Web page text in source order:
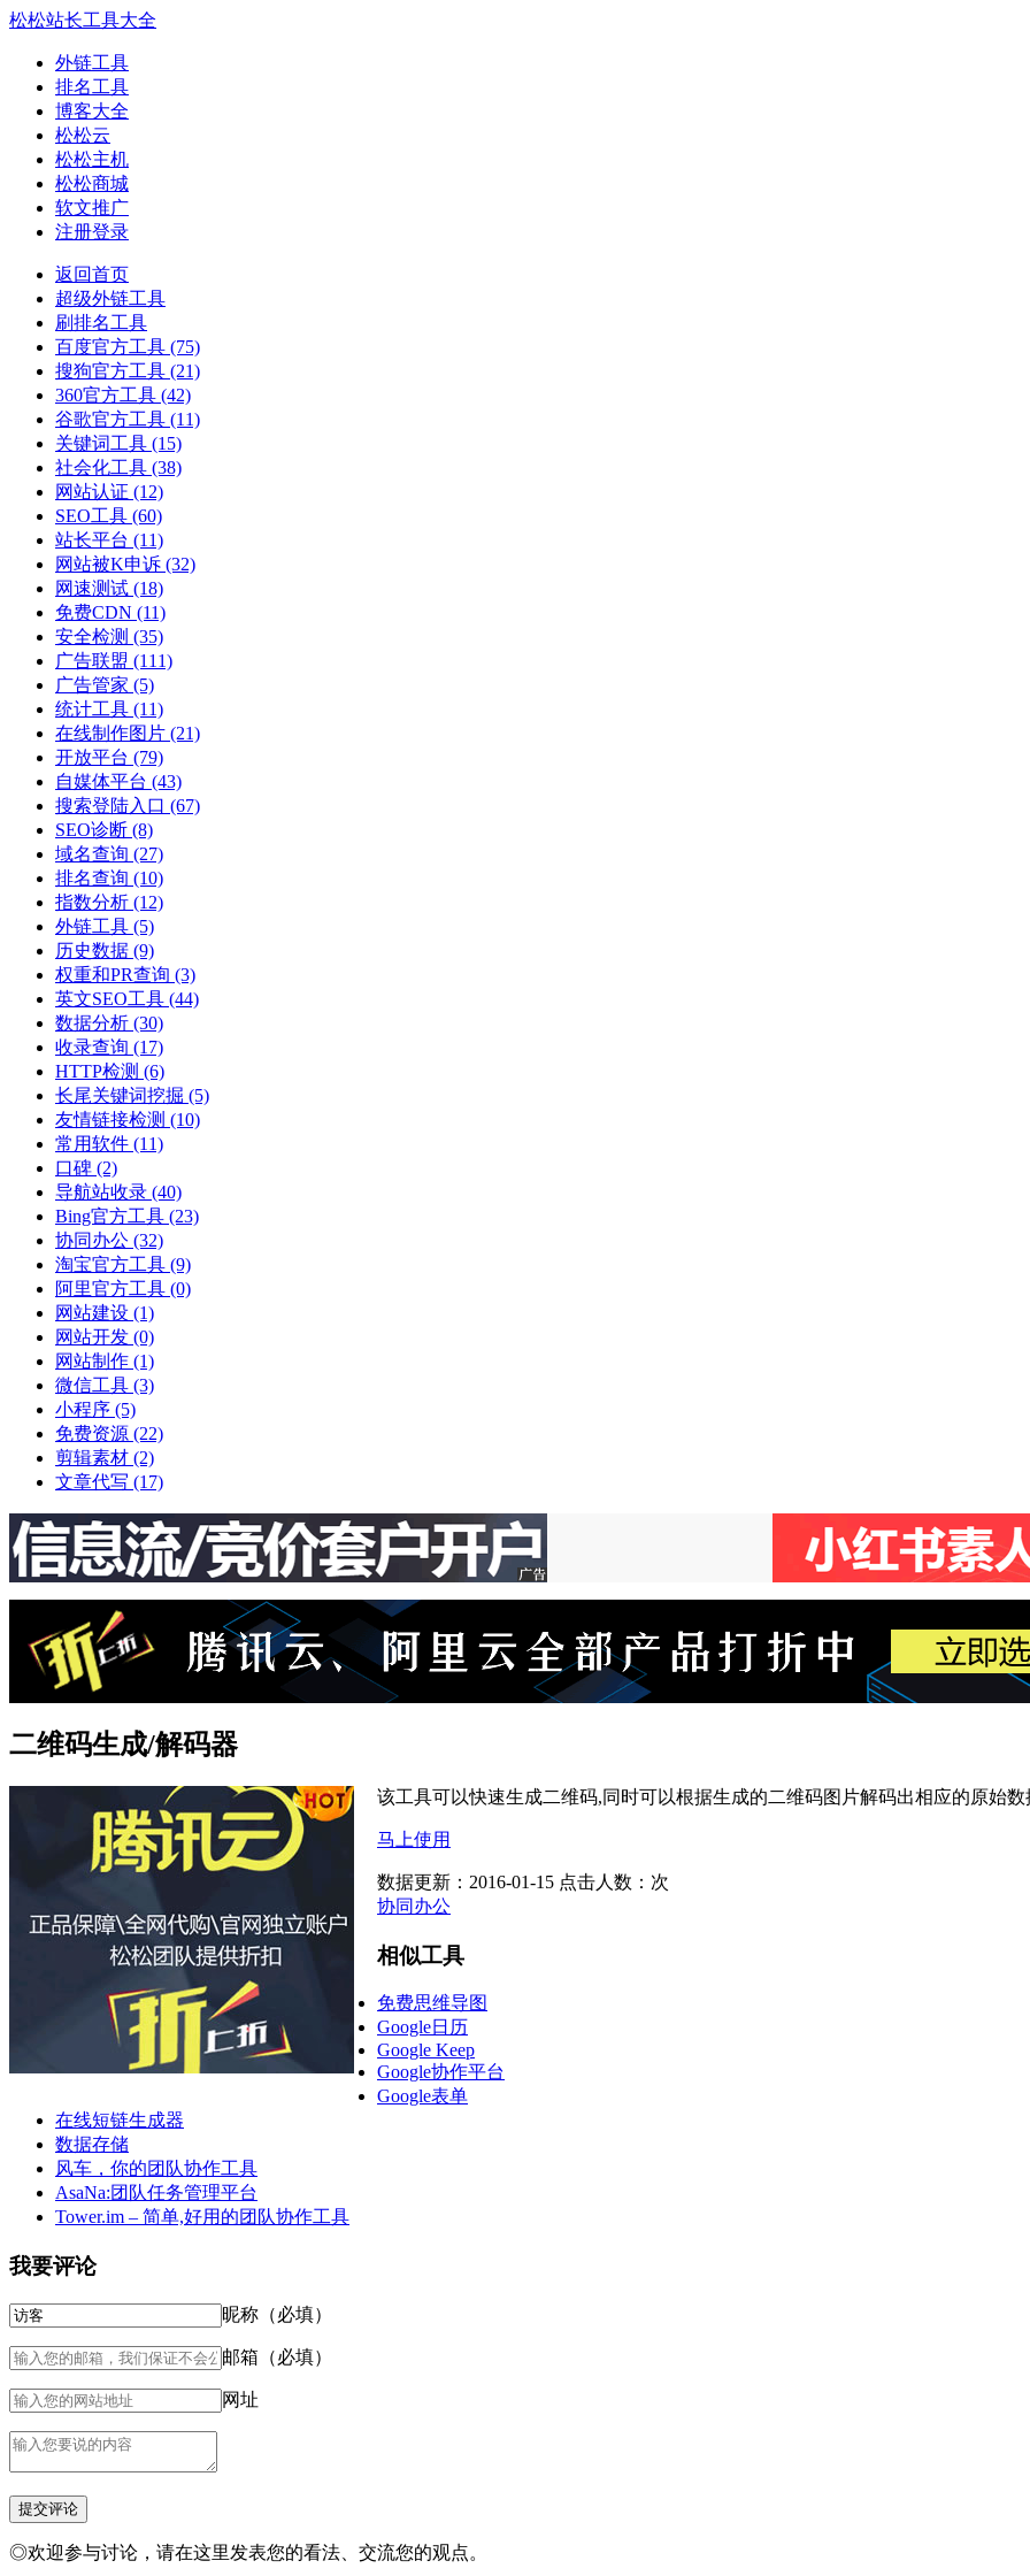
松松站长工具大全
外链工具
排名工具
博客大全
松松云
松松主机
松松商城
软文推广
注册登录
返回首页
超级外链工具
刷排名工具
百度官方工具 (75)
搜狗官方工具 (21)
360官方工具 (42)
谷歌官方工具 (11)
关键词工具 (15)
社会化工具 (38)
网站认证 (12)
SEO工具 (60)
站长平台 (11)
网站被K申诉 (32)
网速测试 (18)
免费CDN (11)
安全检测 (35)
广告联盟 (111)
广告管家 (5)
统计工具 (11)
在线制作图片 (21)
开放平台 (79)
自媒体平台 (43)
搜索登陆入口 (67)
SEO诊断 (8)
域名查询 (27)
排名查询 (10)
指数分析 (12)
外链工具 (5)
历史数据 (9)
权重和PR查询 (3)
英文SEO工具 (44)
数据分析 (30)
收录查询 (17)
HTTP检测 (6)
长尾关键词挖掘 (5)
友情链接检测 (10)
常用软件 (11)
口碑 (2)
导航站收录 (40)
Bing官方工具 (23)
协同办公 (32)
淘宝官方工具 (9)
阿里官方工具 (0)
网站建设 (1)
网站开发 (0)
网站制作 (1)
微信工具 (3)
小程序 (5)
免费资源 (22)
剪辑素材 (2)
文章代写 (17)
二维码生成/解码器
该工具可以快速生成二维码,同时可以根据生成的二维码图片解码出相应的原始数
马上使用
数据更新：2016-01-15 点击人数： 次
协同办公
相似工具
免费思维导图
Google日历
Google Keep
Google协作平台
Google表单
在线短链生成器
数据存储
风车，你的团队协作工具
AsaNa:团队任务管理平台
Tower.im – 简单,好用的团队协作工具
我要评论
昵称（必填）
邮箱（必填）
网址
◎欢迎参与讨论，请在这里发表您的看法、交流您的观点。